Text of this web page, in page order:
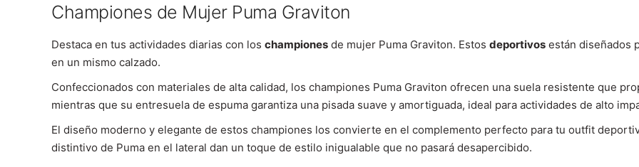
Championes de Mujer Puma Graviton
Destaca en tus actividades diarias con los championes de mujer Puma Graviton. Estos deportivos están diseñados
en un mismo calzado.
Confeccionados con materiales de alta calidad, los championes Puma Graviton ofrecen una suela resistente que
mientras que su entresuela de espuma garantiza una pisada suave y amortiguada, ideal para actividades de alto
El diseño moderno y elegante de estos championes los convierte en el complemento perfecto para tu outfit
distintivo de Puma en el lateral dan un toque de estilo inigualable que no pasará desapercibido.